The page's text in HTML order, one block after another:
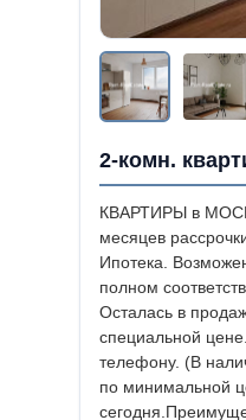
2-комн.
КВАРТИРЫ в
месяцев
Ипотека.
полном
Осталась в
специальной
телефону. (В
по минимальной
сегодня.